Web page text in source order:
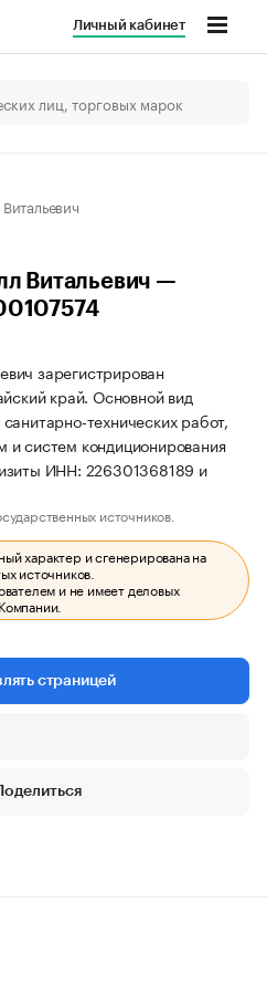
Личный кабинет
Витальевич —
зарегистрирован
край. Основной вид
технических работ,
и систем кондиционирования
ИНН: 226301368189 и
источников.
характер и сгенерирована на
источников.
и не имеет деловых
страницей